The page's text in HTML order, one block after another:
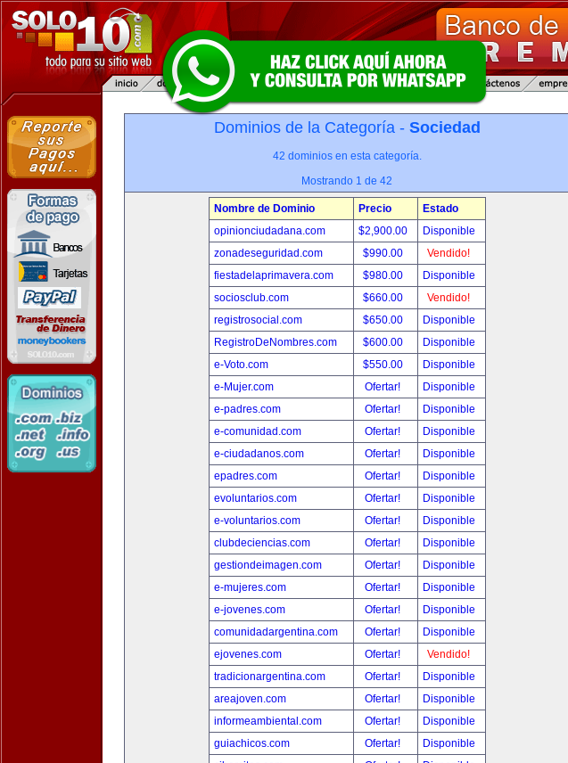
Dominios de la Categoría - Sociedad
42 dominios en esta categoría.
Mostrando 1 de 42
Nombre de Dominio Precio
Estado
opinionciudadana.com
$2,900.00
Disponible
zonadeseguridad.com
$990.00
Vendido!
fiestadelaprimavera.com
$980.00
Disponible
sociosclub.com
$660.00
Vendido!
registrosocial.com
$650.00
Disponible
RegistroDeNombres.com
$600.00
Disponible
e-Voto.com
$550.00
Disponible
e-Mujer.com
Ofertar!
Disponible
e-padres.com
Ofertar!
Disponible
e-comunidad.com
Ofertar!
Disponible
e-ciudadanos.com
Ofertar!
Disponible
epadres.com
Ofertar!
Disponible
evoluntarios.com
Ofertar!
Disponible
e-voluntarios.com
Ofertar!
Disponible
clubdeciencias.com
Ofertar!
Disponible
gestiondeimagen.com
Ofertar!
Disponible
e-mujeres.com
Ofertar!
Disponible
e-jovenes.com
Ofertar!
Disponible
comunidadargentina.com
Ofertar!
Disponible
ejovenes.com
Ofertar!
Vendido!
tradicionargentina.com
Ofertar!
Disponible
areajoven.com
Ofertar!
Disponible
informeambiental.com
Ofertar!
Disponible
guiachicos.com
Ofertar!
Disponible